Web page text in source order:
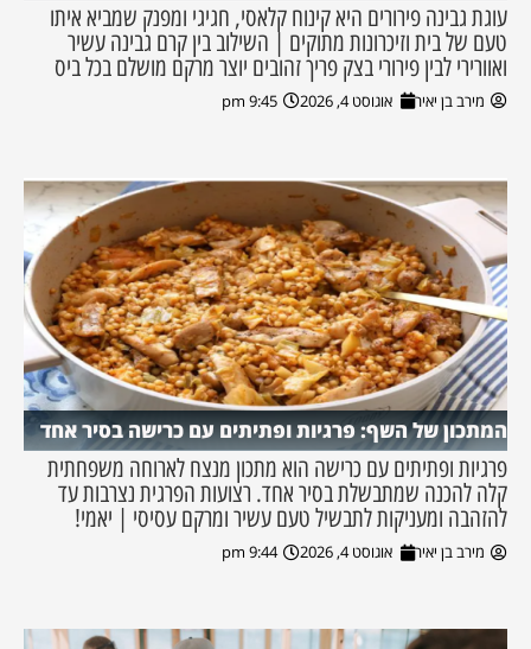
עוגת גבינה פירורים היא קינוח קלאסי, חגיגי ומפנק שמביא איתו
טעם של בית וזיכרונות מתוקים | השילוב בין קרם גבינה עשיר
ואוורירי לבין פירורי בצק פריך זהובים יוצר מרקם מושלם בכל ביס
מירב בן יאיר אוגוסט 4, 2026 9:45 pm
המתכון של השף: פרגיות ופתיתים עם כרישה בסיר אחד
פרגיות ופתיתים עם כרישה הוא מתכון מנצח לארוחה משפחתית
קלה להכנה שמתבשלת בסיר אחד. רצועות הפרגית נצרבות עד
להזהבה ומעניקות לתבשיל טעם עשיר ומרקם עסיסי | יאמי!
מירב בן יאיר אוגוסט 4, 2026 9:44 pm